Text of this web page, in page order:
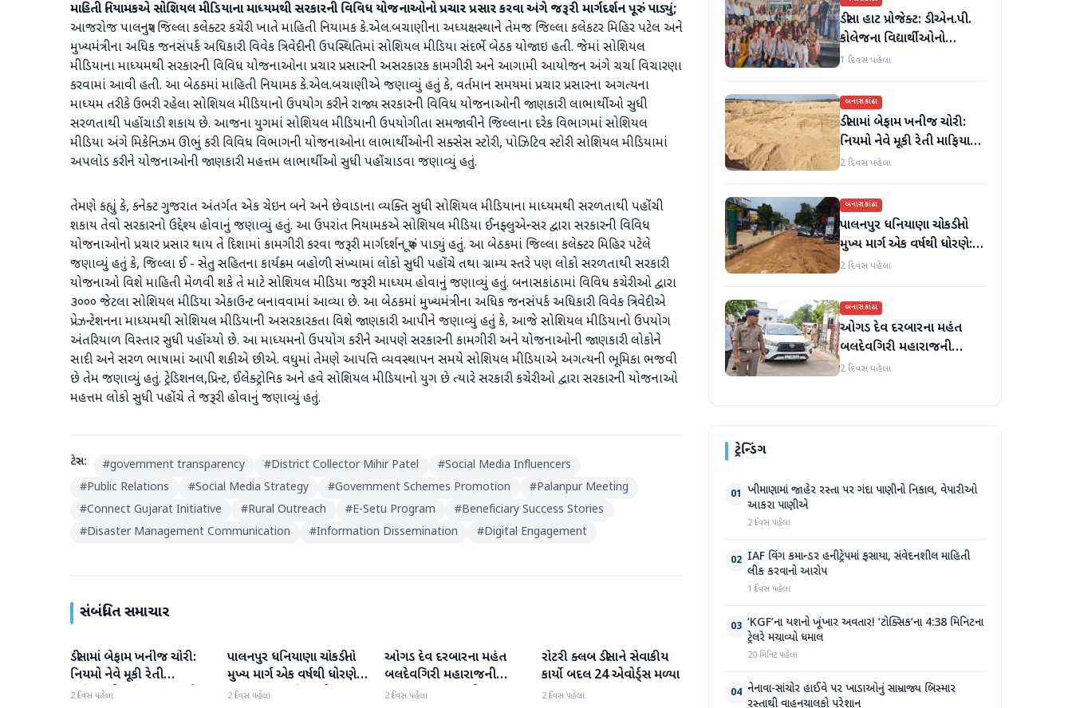
માહિતી નિયામકએ સોશિયલ મીડિયાના માધ્યમથી સરકારની વિવિધ યોજનાઓનો પ્રચાર પ્રસાર કરવા અંગે જરૂરી માર્ગદર્શન પૂરું પાડ્યું;
આજરોજ પાલનપુર જિલ્લા કલેક્ટર કચેરી ખાતે માહિતી નિયામક કે.એલ.બચાણીના અધ્યક્ષસ્થાને તેમજ જિલ્લા કલેકટર મિહિર પટેલ અને
મુખ્યમંત્રીના અધિક જનસંપર્ક અધિકારી વિવેક ત્રિવેદીની ઉપસ્થિતિમાં સોશિયલ મીડિયા સંદર્ભે બેઠક યોજાઇ હતી. જેમાં સોશિયલ
મીડિયાના માધ્યમથી સરકારની વિવિધ યોજનાઓના પ્રચાર પ્રસારની અસરકારક કામગીરી અને આગામી આયોજન અંગે ચર્ચા વિચારણા
કરવામાં આવી હતી. આ બેઠકમાં માહિતી નિયામક કે.એલ.બચાણીએ જણાવ્યું હતું કે, વર્તમાન સમયમાં પ્રચાર પ્રસારના અગત્યના
માધ્યમ તરીકે ઉભરી રહેલા સોશિયલ મીડિયાનો ઉપયોગ કરીને રાજ્ય સરકારની વિવિધ યોજનાઓની જાણકારી લાભાર્થીઓ સુધી
સરળતાથી પહોંચાડી શકાય છે. આજના યુગમાં સોશિયલ મીડિયાની ઉપયોગીતા સમજાવીને જિલ્લાના દરેક વિભાગમાં સોશિયલ
મીડિયા અંગે મિકેનિઝમ ઊભું કરી વિવિધ વિભાગની યોજનાઓના લાભાર્થીઓની સક્સેસ સ્ટોરી, પોઝિટિવ સ્ટોરી સોશિયલ મીડિયામાં
અપલોડ કરીને યોજનાઓની જાણકારી મહત્તમ લાભાર્થીઓ સુધી પહોંચાડવા જણાવ્યું હતું.
તેમણે કહ્યું કે, કનેક્ટ ગુજરાત અંતર્ગત એક ચેઇન બને અને છેવાડાના વ્યક્તિ સુધી સોશિયલ મીડિયાના માધ્યમથી સરળતાથી પહોંચી
શકાય તેવો સરકારનો ઉદ્દેશ્ય હોવાનું જણાવ્યું હતું. આ ઉપરાંત નિયામકએ સોશિયલ મીડિયા ઈનફ્લુએન્સર દ્વારા સરકારની વિવિધ
યોજનાઓનો પ્રચાર પ્રસાર થાય તે દિશામાં કામગીરી કરવા જરૂરી માર્ગદર્શન પૂરું પાડ્યું હતું. આ બેઠકમાં જિલ્લા કલેક્ટર મિહિર પટેલે
જણાવ્યું હતું કે, જિલ્લા ઈ - સેતુ સહિતના કાર્યક્રમ બહોળી સંખ્યામાં લોકો સુધી પહોંચે તથા ગ્રામ્ય સ્તરે પણ લોકો સરળતાથી સરકારી
યોજનાઓ વિશે માહિતી મેળવી શકે તે માટે સોશિયલ મીડિયા જરૂરી માધ્યમ હોવાનું જણાવ્યું હતું. બનાસકાંઠામાં વિવિધ કચેરીઓ દ્વારા
૩૦૦૦ જેટલા સોશિયલ મીડિયા એકાઉન્ટ બનાવવામાં આવ્યા છે. આ બેઠકમાં મુખ્યમંત્રીના અધિક જનસંપર્ક અધિકારી વિવેક ત્રિવેદીએ
પ્રેઝન્ટેશનના માધ્યમથી સોશિયલ મીડિયાની અસરકારકતા વિશે જાણકારી આપીને જણાવ્યું હતું કે, આજે સોશિયલ મીડિયાનો ઉપયોગ
અંતરિયાળ વિસ્તાર સુધી પહોંચ્યો છે. આ માધ્યમનો ઉપયોગ કરીને આપણે સરકારની કામગીરી અને યોજનાઓની જાણકારી લોકોને
સાદી અને સરળ ભાષામાં આપી શકીએ છીએ. વધુમાં તેમણે આપત્તિ વ્યવસ્થાપન સમયે સોશિયલ મીડિયાએ અગત્યની ભૂમિકા ભજવી
છે તેમ જણાવ્યું હતું. ટ્રેડિશનલ,પ્રિન્ટ, ઈલેક્ટ્રોનિક અને હવે સોશિયલ મીડિયાનો યુગ છે ત્યારે સરકારી કચેરીઓ દ્વારા સરકારની યોજનાઓ
મહત્તમ લોકો સુધી પહોંચે તે જરૂરી હોવાનું જણાવ્યું હતું.
ટેગ્સ: #government transparency #District Collector Mihir Patel #Social Media Influencers
#Public Relations #Social Media Strategy #Government Schemes Promotion #Palanpur Meeting
#Connect Gujarat Initiative #Rural Outreach #E-Setu Program #Beneficiary Success Stories
#Disaster Management Communication #Information Dissemination #Digital Engagement
સંબંધિત સમાચાર
બનાસકાંઠા
ડીસામાં બેફામ ખનીજ ચોરી:
નિયમો નેવે મૂકી રેતી
માફિયાઓ સક્રિય, તંત્ર સામે
2 દિવસ પહેલા
બનાસકાંઠા
પાલનપુર ધનિયાણા ચોકડીનો
મુખ્ય માર્ગ એક વર્ષથી ધોરણે:
ગટરલાઇન પછી રસ્તો ન
2 દિવસ પહેલા
બનાસકાંઠા
ઓગડ દેવ દરબારના મહંત
બલદેવગિરી મહારાજની
અટકાયત બાદ જામીન પર
2 દિવસ પહેલા
બનાસકાંઠા
રોટરી ક્લબ ડીસાને સેવાકીય
કાર્યો બદલ 24 એવોર્ડ્સ મળ્યા
2 દિવસ પહેલા
ડીસા હાટ પ્રોજેક્ટ: ડી.એન.પી.
કોલેજના વિદ્યાર્થીઓનો
ઉત્સાહભેર સહયોગ
1 દિવસ પહેલા
બનાસકાંઠા
ડીસામાં બેફામ ખનીજ ચોરી:
નિયમો નેવે મૂકી રેતી માફિયાઓ
સક્રિય, તંત્ર સામે સવાલો
2 દિવસ પહેલા
બનાસકાંઠા
પાલનપુર ધનિયાણા ચોકડીનો
મુખ્ય માર્ગ એક વર્ષથી ધોરણે:
ગટરલાઇન પછી રસ્તો ન
2 દિવસ પહેલા
બનાસકાંઠા
ઓગડ દેવ દરબારના મહંત
બલદેવગિરી મહારાજની
અટકાયત બાદ જામીન પર
2 દિવસ પહેલા
ટ્રેન્ડિંગ
01 ખીમાણામાં જાહેર રસ્તા પર ગંદા પાણીનો નિકાલ, વેપારીઓ
આકરા પાણીએ
2 દિવસ પહેલા
02 IAF વિંગ કમાન્ડર હનીટ્રેપમાં ફસાયા, સંવેદનશીલ માહિતી
લીક કરવાનો આરોપ
1 દિવસ પહેલા
03 ‘KGF’ના યશનો ખૂંખાર અવતાર! ‘ટોક્સિક’ના 4:38 મિનિટના
ટ્રેલરે મચાવ્યો ધમાલ
20 મિનિટ પહેલા
04 નેનાવા-સાંચોર હાઈવે પર ખાડાઓનું સામ્રાજ્ય બિસ્માર
રસ્તાથી વાહનચાલકો પરેશાન